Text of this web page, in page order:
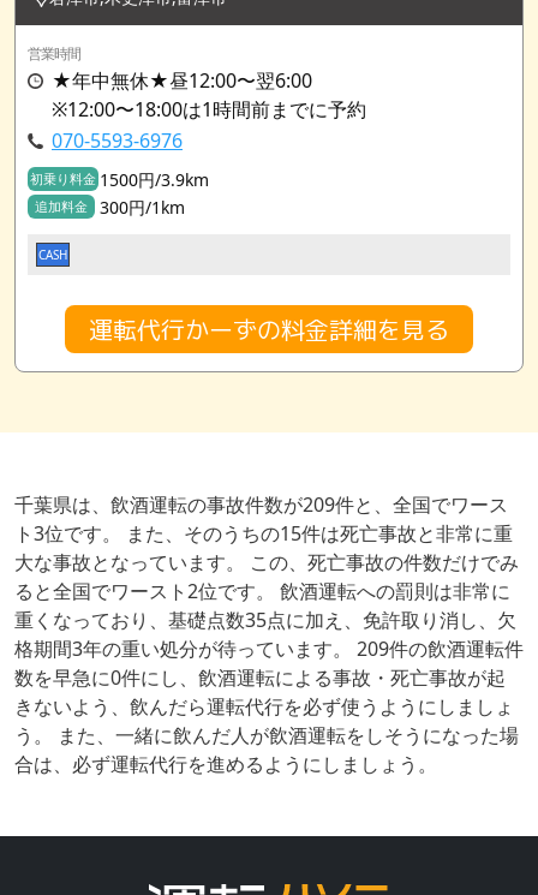
営業時間
★年中無休★昼12:00〜翌6:00
※12:00〜18:00は1時間前までに予約
070-5593-6976
初乗り料金 1500円/3.9km
追加料金 300円/1km
CASH
運転代行かーずの料金詳細を見る
千葉県は、飲酒運転の事故件数が209件と、全国でワース
ト3位です。 また、そのうちの15件は死亡事故と非常に重
大な事故となっています。 この、死亡事故の件数だけでみ
ると全国でワースト2位です。 飲酒運転への罰則は非常に
重くなっており、基礎点数35点に加え、免許取り消し、欠
格期間3年の重い処分が待っています。 209件の飲酒運転件
数を早急に0件にし、飲酒運転による事故・死亡事故が起
きないよう、飲んだら運転代行を必ず使うようにしましょ
う。 また、一緒に飲んだ人が飲酒運転をしそうになった場
合は、必ず運転代行を進めるようにしましょう。